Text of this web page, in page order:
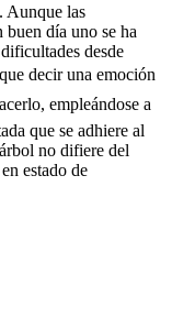
Aunque las
buen día uno se ha
desde
decir una emoción
empleándose a
que se adhiere al
no difiere del
estado de